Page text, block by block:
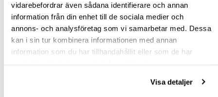
vidarebefordrar även sådana identifierare och annan
information från din enhet till de sociala medier och
annons- och analysföretag som vi samarbetar med. Dessa
kan i sin tur kombinera informationen med annan
information som du har tillhandahållit eller som de har
Visa detaljer
Snabba leveranser
Hämta i butik
Ledande leverantör i Sverige